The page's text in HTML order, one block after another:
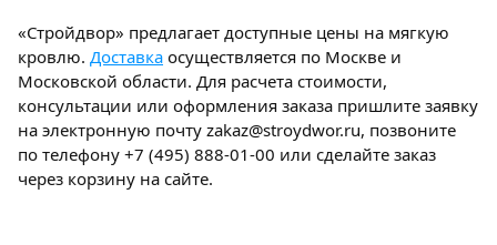
«Стройдвор» предлагает доступные цены на мягкую
кровлю. Доставка осуществляется по Москве и
Московской области. Для расчета стоимости,
консультации или оформления заказа пришлите заявку
на электронную почту zakaz@stroydwor.ru, позвоните
по телефону +7 (495) 888-01-00 или сделайте заказ
через корзину на сайте.